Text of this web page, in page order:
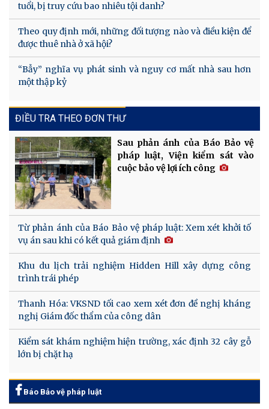
tuổi, bị truy cứu bao nhiêu tội danh?
Theo quy định mới, những đối tượng nào và điều kiện để
được thuê nhà ở xã hội?
“Bẫy” nghĩa vụ phát sinh và nguy cơ mất nhà sau hơn
một thập kỷ
ĐIỀU TRA THEO ĐƠN THƯ
Sau phản ánh của Báo Bảo vệ
pháp luật, Viện kiểm sát vào
cuộc bảo vệ lợi ích công
Từ phản ánh của Báo Bảo vệ pháp luật: Xem xét khởi tố
vụ án sau khi có kết quả giám định
Khu du lịch trải nghiệm Hidden Hill xây dựng công
trình trái phép
Thanh Hóa: VKSND tối cao xem xét đơn đề nghị kháng
nghị Giám đốc thẩm của công dân
Kiểm sát khám nghiệm hiện trường, xác định 32 cây gỗ
lớn bị chặt hạ
Báo Bảo vệ pháp luật